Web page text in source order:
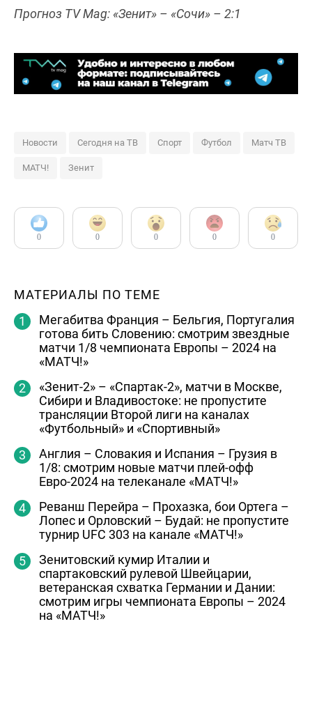
Прогноз TV Mag: «Зенит» – «Сочи» – 2:1
Новости Сегодня на ТВ Спорт Футбол Матч ТВ
МАТЧ! Зенит
0 0 0 0 0
МАТЕРИАЛЫ ПО ТЕМЕ
Мегабитва Франция – Бельгия, Португалия
готова бить Словению: смотрим звездные
матчи 1/8 чемпионата Европы – 2024 на
«МАТЧ!»
«Зенит-2» – «Спартак-2», матчи в Москве,
Сибири и Владивостоке: не пропустите
трансляции Второй лиги на каналах
«Футбольный» и «Спортивный»
Англия – Словакия и Испания – Грузия в
1/8: смотрим новые матчи плей-офф
Евро-2024 на телеканале «МАТЧ!»
Реванш Перейра – Прохазка, бои Ортега –
Лопес и Орловский – Будай: не пропустите
турнир UFC 303 на канале «МАТЧ!»
Зенитовский кумир Италии и
спартаковский рулевой Швейцарии,
ветеранская схватка Германии и Дании:
смотрим игры чемпионата Европы – 2024
на «МАТЧ!»